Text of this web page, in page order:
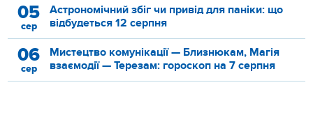
05
сер
Астрономічний збіг чи привід для паніки: що
відбудеться 12 серпня
06
сер
Мистецтво комунікації — Близнюкам, Магія
взаємодії — Терезам: гороскоп на 7 серпня